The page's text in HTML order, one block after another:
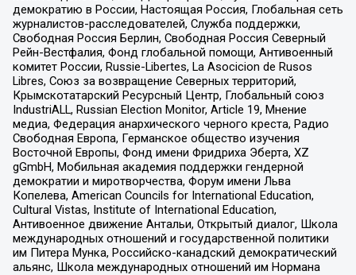
демократию в России, Настоящая Россия, Глобальная сеть
журналистов-расследователей, Служба поддержки,
Свободная Россия Берлин, Свободная Россия Северный
Рейн-Вестфалия, Фонд глобальной помощи, Антивоенный
комитет России, Russie-Libertes, La Asocicion de Rusos
Libres, Союз за возвращение Северных территорий,
Крымскотатарский Ресурсный Центр, Глобальный союз
IndustriALL, Russian Election Monitor, Article 19, Мнение
медиа, Федерация анархического черного креста, Радио
Свободная Европа, Германское общество изучения
Восточной Европы, Фонд имени Фридриха Эберта, XZ
gGmbH, Мобильная академия поддержки гендерной
демократии и миротворчества, Форум имени Льва
Копелева, American Councils for International Education,
Cultural Vistas, Institute of International Education,
Антивоенное движение Антальи, Открытый диалог, Школа
международных отношений и государственной политики
им Питера Мунка, Российско-канадский демократический
альянс, Школа международных отношений им Нормана